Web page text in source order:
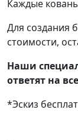
Каждые
Для создания
стоимости,
Наши
ответят на
*Эскиз